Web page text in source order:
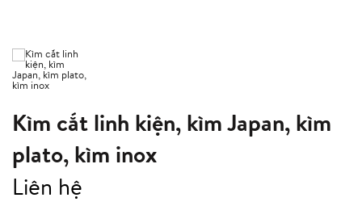
Kìm cắt linh kiện, kìm Japan, kìm
plato, kìm inox
Liên hệ